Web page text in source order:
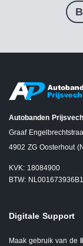
Autobanden
Graaf
4902 ZG Oosterhout
KVK: 18084900
BTW:
Digitale Support
Maak gebruik van de